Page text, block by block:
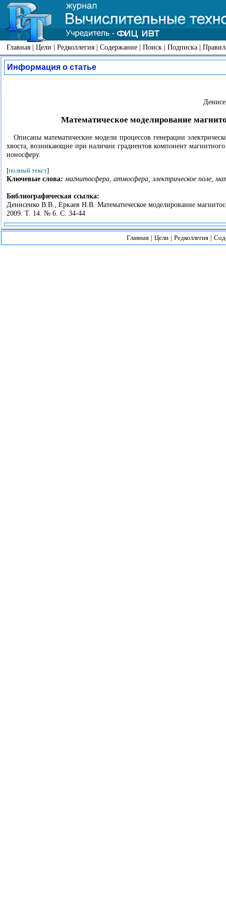
Главная | Цели | Редколлегия | Содержание | Поиск | Подписка |
Информация о статье
Математическое моделирование
Описаны математические модели процессов генерации
хвоста, возникающие при наличии градиентов компонент
ионосферу.
[полный текст]
Ключевые слова: магнитосфера, атмосфера, электрическое поле,
Библиографическая ссылка:
Денисенко В.В., Еркаев Н.В. Математическое моделирование
2009. Т. 14. № 6. С. 34-44
Главная | Цели | Редколлегия |